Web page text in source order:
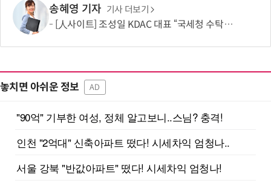
송혜영 기자 기사 더보기
[人사이트] 조성일 KDAC 대표 “국세청 수탁은 시작…공공 가상자산 표준 만들겠다”
놓치면 아쉬운 정보 AD